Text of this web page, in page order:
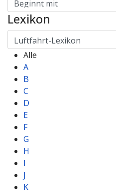
Lexikon
Alle
A
B
C
D
E
F
G
H
I
J
K